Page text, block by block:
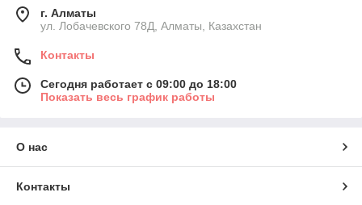
г. Алматы
ул. Лобачевского 78Д, Алматы, Казахстан
Контакты
Сегодня работает с 09:00 до 18:00
Показать весь график работы
О нас
Контакты